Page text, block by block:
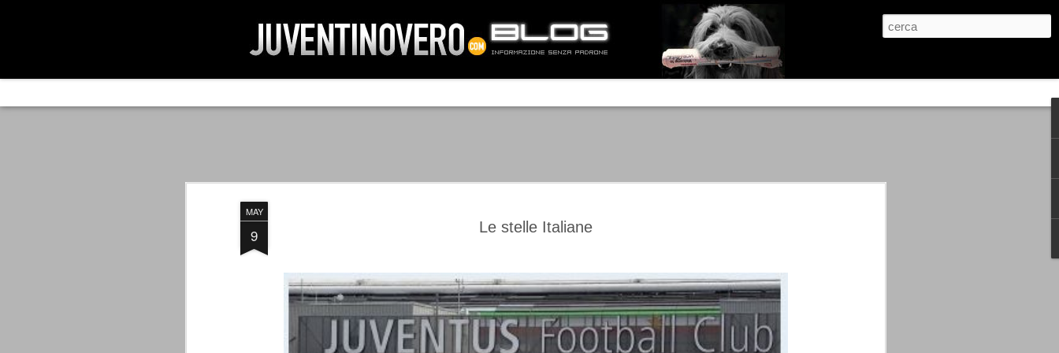
MAY
9 Le stelle Italiane
Ed infatti, per chi ricorda le convulse giornate dell’estate 2006, sembrava
davvero impresa impossibile quella di modificare il corso degli eventi che si
erano abbattuti sulla Juventus.
condannando irreversibilmente.
PER UNA VERITÀ
abbiamo iniziato il 5 maggio 2007
SEP
15
Manchester City -
Juventus 1-2
La Juventus trionfa a
Manchester conquistandosi tre
SEP
12
Juventus - Chievo 1-1
La Juventus esce con un
misero punto dallo Juventus
Stadium, accentuando una crisi